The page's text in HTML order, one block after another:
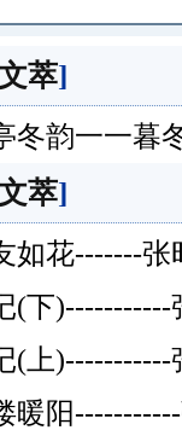
萃]
冬韵一一暮
萃]
如花-------张
(下)-----------
(上)-----------
暖阳